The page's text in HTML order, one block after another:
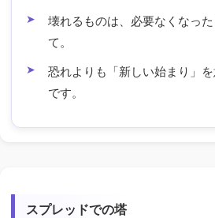
壊れるものは、必要なくなっ
て。
恐れよりも「新しい始まり」
です。
スプレッドでの塔